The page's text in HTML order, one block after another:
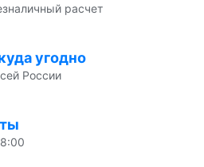
расчет
угодно
России